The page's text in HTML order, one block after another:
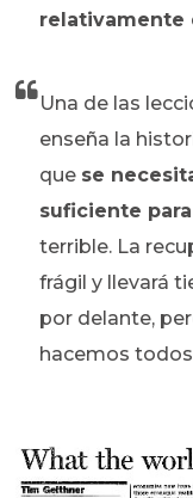
relativamente
Una de las
enseña la
que se
suficiente
terrible. La
frágil y llevará
por delante,
hacemos